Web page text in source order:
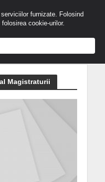
Magistraturii
furnizate. Folosind
cookie-urilor.